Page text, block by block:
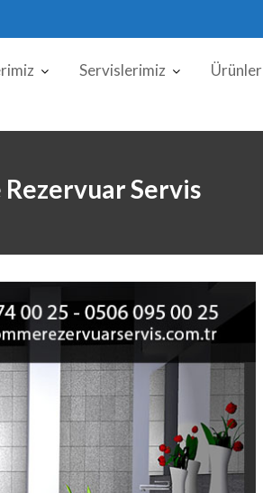
Servislerimiz Ürünler
Rezervuar Servis